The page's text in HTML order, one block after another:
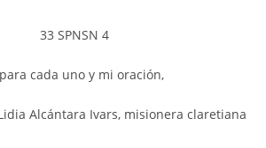
cada uno y mi oración,
Alcántara Ivars, misionera claretiana